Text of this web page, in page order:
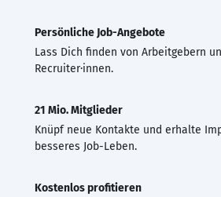
Persönliche Job-Angebote
Lass Dich finden von Arbeitgebern
Recruiter·innen.
21 Mio. Mitglieder
Knüpf neue Kontakte und erhalte
besseres Job-Leben.
Kostenlos profitieren